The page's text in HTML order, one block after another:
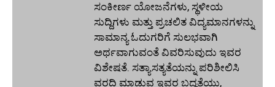
ಸಂಕೀರ್ಣ ಯೋಜನೆಗಳು, ಸ್ಥಳೀಯ
ಸುದ್ದಿಗಳು ಮತ್ತು ಪ್ರಚಲಿತ ವಿದ್ಯಮಾನಗಳನ್ನು
ಸಾಮಾನ್ಯ ಓದುಗರಿಗೆ ಸುಲಭವಾಗಿ
ಅರ್ಥವಾಗುವಂತೆ ವಿವರಿಸುವುದು ಇವರ
ವಿಶೇಷತೆ. ಸತ್ಯಾಸತ್ಯತೆಯನ್ನು ಪರಿಶೀಲಿಸಿ
ವರದಿ ಮಾಡುವ ಇವರ ಬದ್ಧತೆಯು,